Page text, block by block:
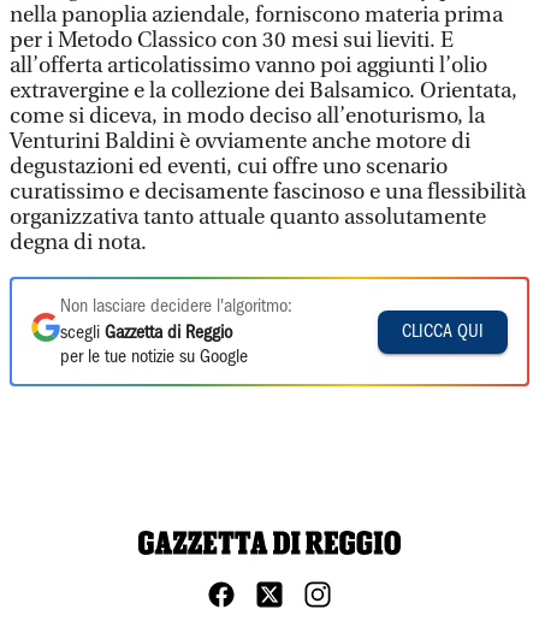
nella panoplia aziendale, forniscono materia prima
per i Metodo Classico con 30 mesi sui lieviti. E
all’offerta articolatissimo vanno poi aggiunti l’olio
extravergine e la collezione dei Balsamico. Orientata,
come si diceva, in modo deciso all’enoturismo, la
Venturini Baldini è ovviamente anche motore di
degustazioni ed eventi, cui offre uno scenario
curatissimo e decisamente fascinoso e una flessibilità
organizzativa tanto attuale quanto assolutamente
degna di nota.
Non lasciare decidere l'algoritmo:
scegli Gazzetta di Reggio
per le tue notizie su Google
CLICCA QUI